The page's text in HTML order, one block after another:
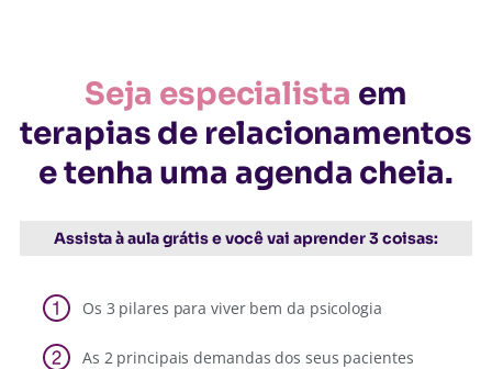
Seja especialista em
terapias de relacionamentos
e tenha uma agenda cheia.
Assista à aula grátis e você vai aprender 3 coisas:
Os 3 pilares para viver bem da psicologia
As 2 principais demandas dos seus pacientes